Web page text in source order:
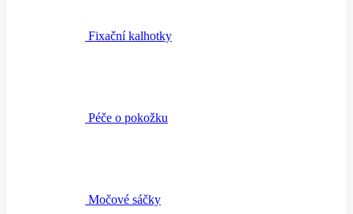
Fixační kalhotky
Péče o pokožku
Močové sáčky